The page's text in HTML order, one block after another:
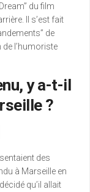
du film
Il s’est fait
de
l’humoriste
y a-t-il
?
des
à Marseille en
qu’il allait